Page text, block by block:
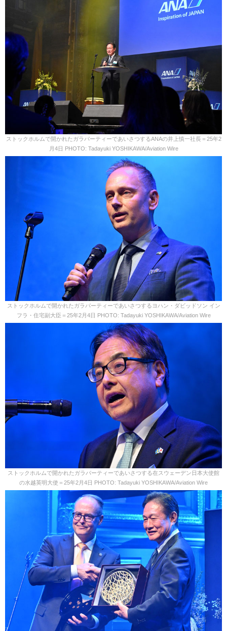
ストックホルムで開かれたガラパーティーであいさつするANAの井上慎一社長＝25年2
月4日 PHOTO: Tadayuki YOSHIKAWA/Aviation Wire
ストックホルムで開かれたガラパーティーであいさつするヨハン・ダビッドソン イン
フラ・住宅副大臣＝25年2月4日 PHOTO: Tadayuki YOSHIKAWA/Aviation Wire
ストックホルムで開かれたガラパーティーであいさつする在スウェーデン日本大使館
の水越英明大使＝25年2月4日 PHOTO: Tadayuki YOSHIKAWA/Aviation Wire